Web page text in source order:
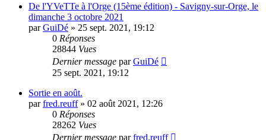
De l'YVeTTe à l'Orge (15ème édition) - Savigny-sur-Orge, le
dimanche 3 octobre 2021
parGuiDé » 25 sept. 2021, 19:12
0 Réponses
28844 Vues
Dernier message parGuiDé
25 sept. 2021, 19:12
Sortie en août.
parfred.reuff» 02 août 2021, 12:26
0 Réponses
28262 Vues
Dernier message parfred.reuff